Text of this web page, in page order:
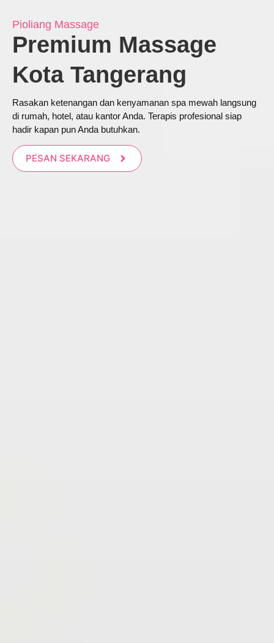
Pioliang Massage
Premium Massage
Kota Tangerang
Rasakan ketenangan dan kenyamanan spa mewah langsung
di rumah, hotel, atau kantor Anda. Terapis profesional siap
hadir kapan pun Anda butuhkan.
PESAN SEKARANG